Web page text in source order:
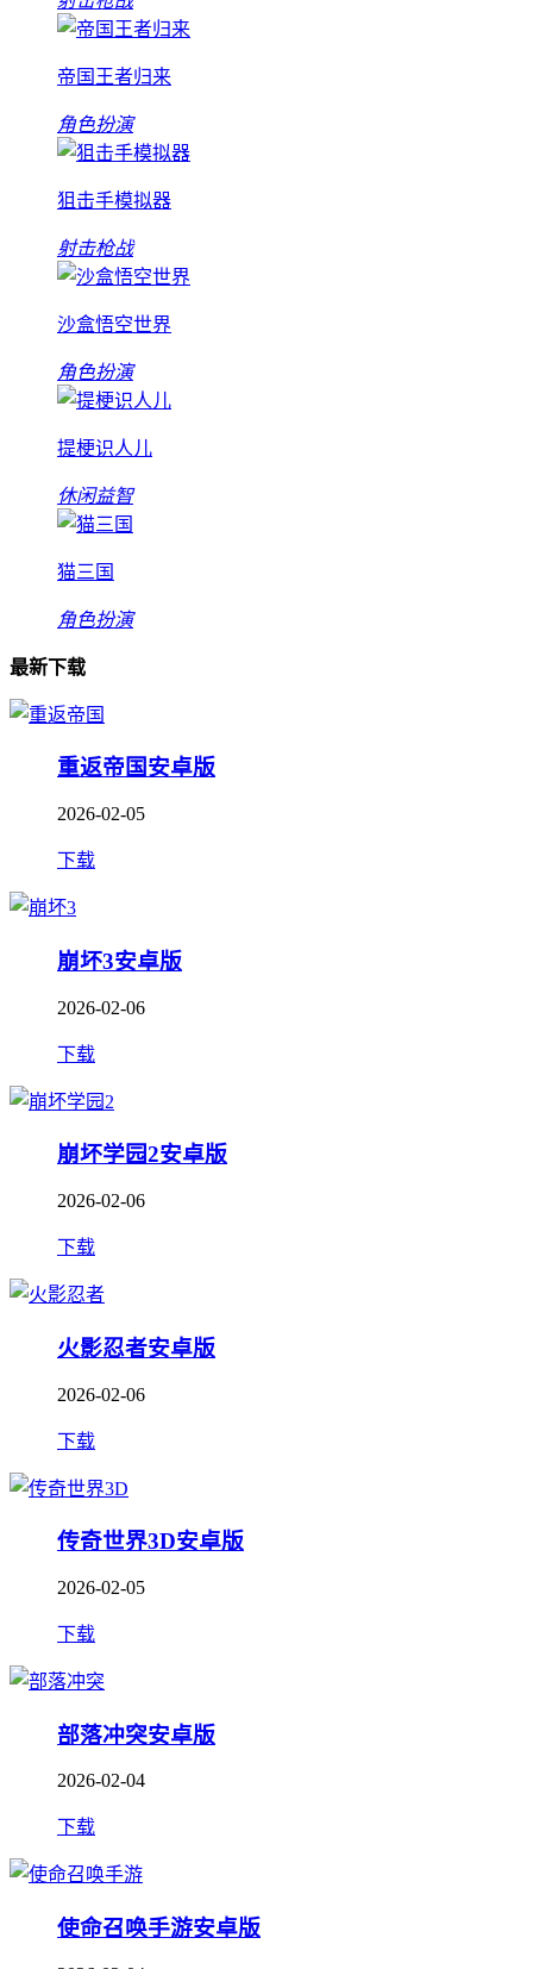
帝国王者归来
角色扮演
狙击手模拟器
射击枪战
沙盒悟空世界
角色扮演
提梗识人儿
休闲益智
猫三国
角色扮演
最新下载
重返帝国安卓版
2026-02-05
下载
崩坏3安卓版
2026-02-06
下载
崩坏学园2安卓版
2026-02-06
下载
火影忍者安卓版
2026-02-06
下载
传奇世界3D安卓版
2026-02-05
下载
部落冲突安卓版
2026-02-04
下载
使命召唤手游安卓版